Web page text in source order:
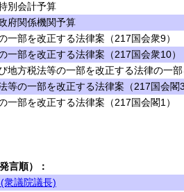
別会計予算
府関係機関予算
一部を改正する法律案（217国会衆9）
一部を改正する法律案（217国会衆10）
地方税法等の一部を改正する法律の一
等の一部を改正する法律案（217国会閣
一部を改正する法律案（217国会閣1）
言順）：
衆議院議長)